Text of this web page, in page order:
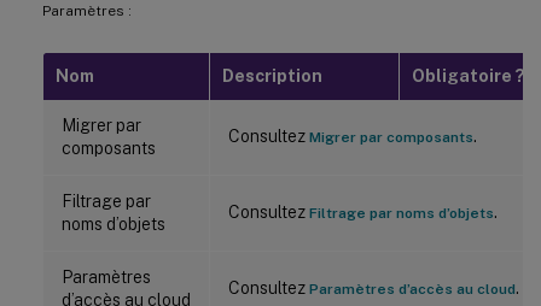
Paramètres :
Nom Description Obligatoire ?
Migrer par
composants
Consultez Migrer par composants.
Filtrage par
noms d’objets
Consultez Filtrage par noms d’objets.
Paramètres
d’accès au cloud
Consultez Paramètres d’accès au cloud.